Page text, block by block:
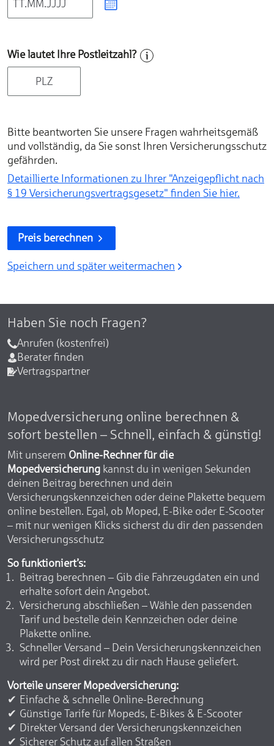
Wie lautet Ihre Postleitzahl?
Bitte beantworten Sie unsere Fragen wahrheitsgemäß
und vollständig, da Sie sonst Ihren Versicherungsschutz
gefährden.
Detaillierte Informationen zu Ihrer "Anzeigepflicht nach
§ 19 Versicherungs­vertragsgesetz" finden Sie hier.
Preis berechnen
Speichern und später weitermachen
Haben Sie noch Fragen?
Anrufen (kostenfrei)
Berater finden
Vertragspartner
Mopedversicherung online berechnen &
sofort bestellen – Schnell, einfach & günstig!
Mit unserem Online-Rechner für die
Mopedversicherung kannst du in wenigen Sekunden
deinen Beitrag berechnen und dein
Versicherungskennzeichen oder deine Plakette bequem
online bestellen. Egal, ob Moped, E-Bike oder E-Scooter
– mit nur wenigen Klicks sicherst du dir den passenden
Versicherungsschutz
So funktioniert’s:
Beitrag berechnen – Gib die Fahrzeugdaten ein und
erhalte sofort dein Angebot.
Versicherung abschließen – Wähle den passenden
Tarif und bestelle dein Kennzeichen oder deine
Plakette online.
Schneller Versand – Dein Versicherungskennzeichen
wird per Post direkt zu dir nach Hause geliefert.
Vorteile unserer Mopedversicherung:
Einfache & schnelle Online-Berechnung
Günstige Tarife für Mopeds, E-Bikes & E-Scooter
Direkter Versand der Versicherungskennzeichen
Sicherer Schutz auf allen Straßen